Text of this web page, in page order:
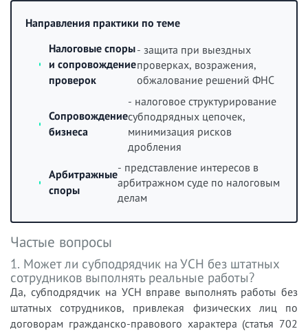
Направления практики по теме
Налоговые споры
и сопровождение
проверок
- защита при выездных
проверках, возражения,
обжалование решений ФНС
Сопровождение
бизнеса
- налоговое структурирование
субподрядных цепочек,
минимизация рисков
дробления
Арбитражные
споры
- представление интересов в
арбитражном суде по налоговым
делам
Частые вопросы
1. Может ли субподрядчик на УСН без штатных
сотрудников выполнять реальные работы?
Да, субподрядчик на УСН вправе выполнять работы без
штатных сотрудников, привлекая физических лиц по
договорам гражданско-правового характера (статья 702